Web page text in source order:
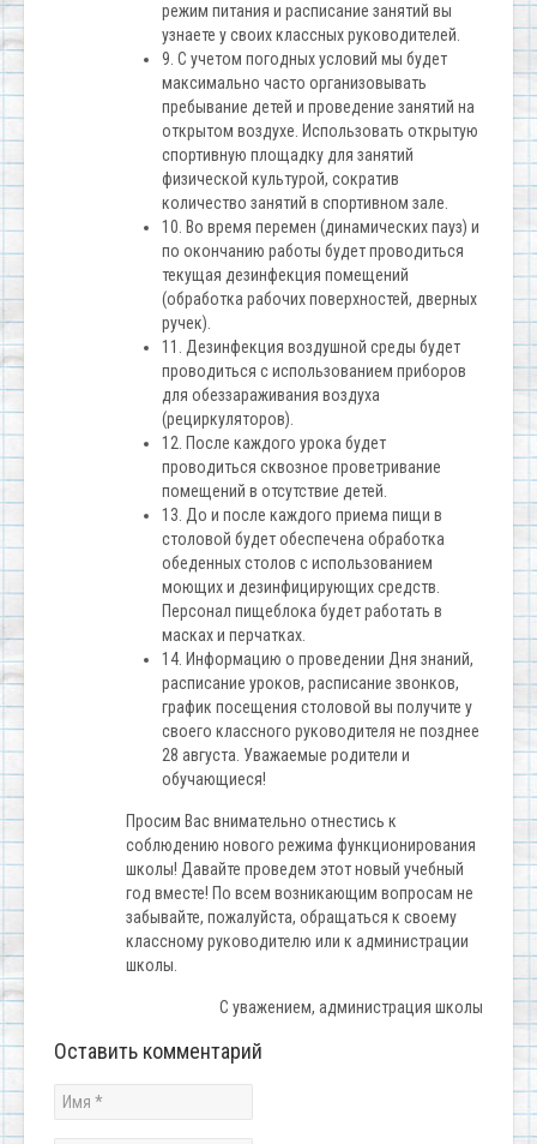
режим питания и расписание занятий вы
узнаете у своих классных руководителей.
9. С учетом погодных условий мы будет
максимально часто организовывать
пребывание детей и проведение занятий на
открытом воздухе. Использовать открытую
спортивную площадку для занятий
физической культурой, сократив
количество занятий в спортивном зале.
10. Во время перемен (динамических пауз) и
по окончанию работы будет проводиться
текущая дезинфекция помещений
(обработка рабочих поверхностей, дверных
ручек).
11. Дезинфекция воздушной среды будет
проводиться с использованием приборов
для обеззараживания воздуха
(рециркуляторов).
12. После каждого урока будет
проводиться сквозное проветривание
помещений в отсутствие детей.
13. До и после каждого приема пищи в
столовой будет обеспечена обработка
обеденных столов с использованием
моющих и дезинфицирующих средств.
Персонал пищеблока будет работать в
масках и перчатках.
14. Информацию о проведении Дня знаний,
расписание уроков, расписание звонков,
график посещения столовой вы получите у
своего классного руководителя не позднее
28 августа. Уважаемые родители и
обучающиеся!
Просим Вас внимательно отнестись к
соблюдению нового режима функционирования
школы! Давайте проведем этот новый учебный
год вместе! По всем возникающим вопросам не
забывайте, пожалуйста, обращаться к своему
классному руководителю или к администрации
школы.
С уважением, администрация школы
Оставить комментарий